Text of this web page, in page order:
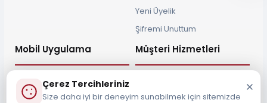
Yeni Üyelik
Şifremi Unuttum
Mobil Uygulama Müşteri Hizmetleri
Çerez Tercihleriniz
Size daha iyi bir deneyim sunabilmek için sitemizde